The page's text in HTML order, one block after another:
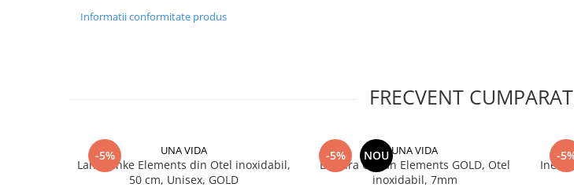
Informatii conformitate produs
FRECVENT
-5% UNA VIDA
Lant Sanke Elements din Otel inoxidabil,
50 cm, Unisex, GOLD
-5% NOUUNA VIDA
Bratara Cuban Elements GOLD, Otel
inoxidabil, 7mm
-
Inel